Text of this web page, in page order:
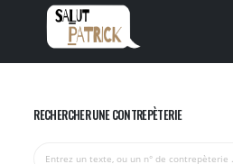
RECHERCHER UNE CONTREPÈTERIE